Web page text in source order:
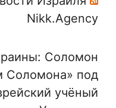
Nikk.Agency
Соломон
Соломона» под
учёный